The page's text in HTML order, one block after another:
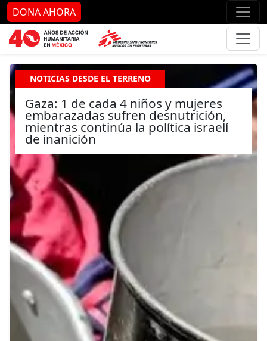
Ir al contenido principal Ir
DONA AHORA
NOTICIAS DESDE EL TERRENO
Gaza: 1 de cada 4 niños y mujeres
embarazadas sufren desnutrición,
mientras continúa la política israelí
de inanición